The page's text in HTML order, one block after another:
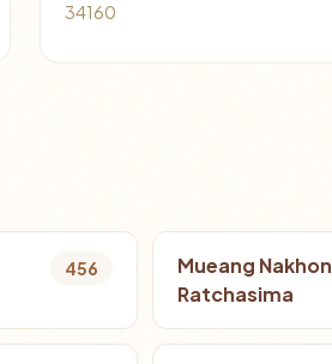
34160
456
Mueang Nakhon
Ratchasima